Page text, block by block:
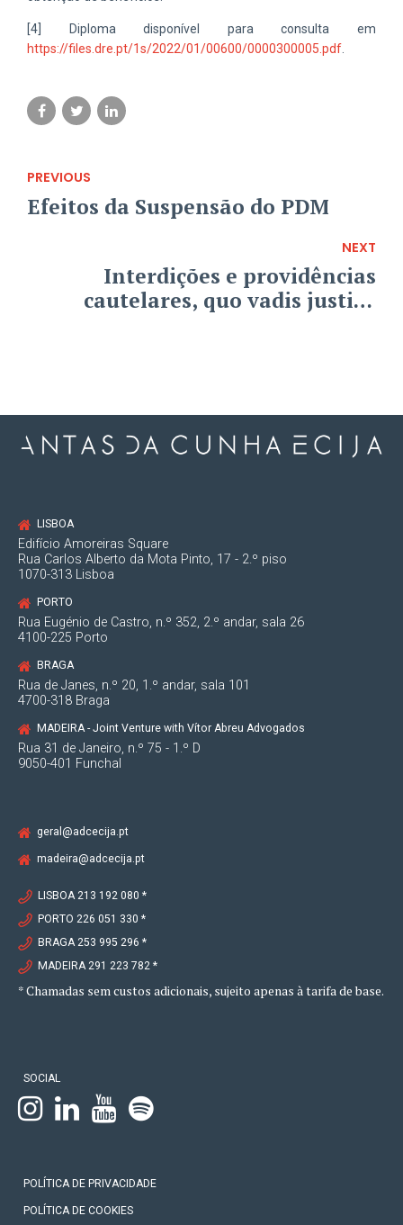
[4] Diploma disponível para consulta em
https://files.dre.pt/1s/2022/01/00600/0000300005.pdf.
PREVIOUS
Efeitos da Suspensão do PDM
NEXT
Interdições e providências
cautelares, quo vadis justiça
LISBOA
Edifício Amoreiras Square
Rua Carlos Alberto da Mota Pinto, 17 - 2.º piso
1070-313 Lisboa
PORTO
Rua Eugénio de Castro, n.º 352, 2.º andar, sala 26
4100-225 Porto
BRAGA
Rua de Janes, n.º 20, 1.º andar, sala 101
4700-318 Braga
MADEIRA - Joint Venture with Vítor Abreu Advogados
Rua 31 de Janeiro, n.º 75 - 1.º D
9050-401 Funchal
geral@adcecija.pt
madeira@adcecija.pt
LISBOA 213 192 080 *
PORTO 226 051 330 *
BRAGA 253 995 296 *
MADEIRA 291 223 782 *
* Chamadas sem custos adicionais, sujeito apenas à tarifa de base.
SOCIAL
POLÍTICA DE PRIVACIDADE
POLÍTICA DE COOKIES